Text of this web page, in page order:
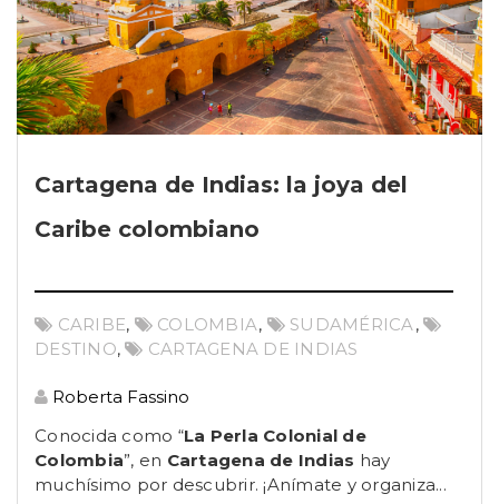
Cartagena de Indias: la joya del
Caribe colombiano
CARIBE, COLOMBIA, SUDAMÉRICA,
DESTINO, CARTAGENA DE INDIAS
Roberta Fassino
Conocida como “La Perla Colonial de
Colombia”, en Cartagena de Indias hay
muchísimo por descubrir. ¡Anímate y organiza...